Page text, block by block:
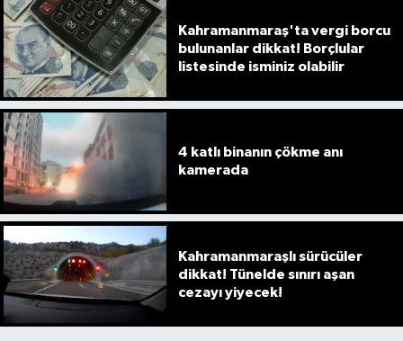
Kahramanmaraş'ta vergi borcu
bulunanlar dikkat! Borçlular
listesinde isminiz olabilir
4 katlı binanın çökme anı
kamerada
Kahramanmaraşlı sürücüler
dikkat! Tünelde sınırı aşan
cezayı yiyecek!